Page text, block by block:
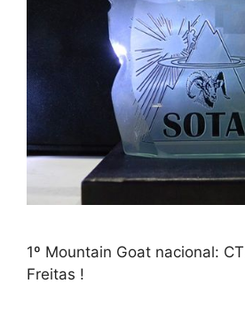
1º Mountain Goat nacional:
Freitas !